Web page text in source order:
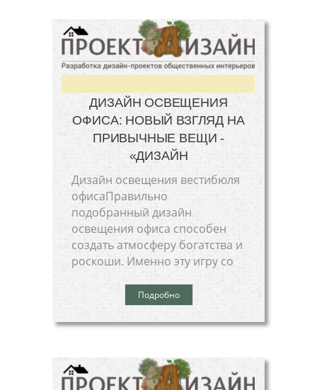
ДИЗАЙН ОСВЕЩЕНИЯ
ОФИСА: НОВЫЙ ВЗГЛЯД НА
ПРИВЫЧНЫЕ ВЕЩИ -
«ДИЗАЙН
Дизайн освещения вестибюля
офисаПравильно
подобранный дизайн
освещения офиса способен
создать атмосферу богатства и
роскоши. Именно эту игру со
Подробно